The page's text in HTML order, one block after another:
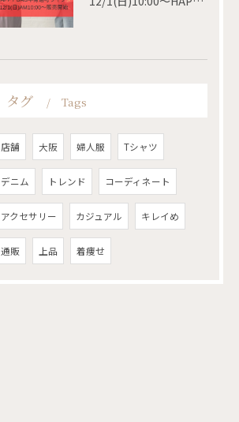
タグ Tags
店舗 大阪 婦人服 Tシャツ
デニム トレンド コーディネート
アクセサリー カジュアル キレイめ
通販 上品 着痩せ